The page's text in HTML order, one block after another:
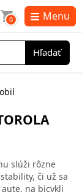
Hľadať
0 Menu
slúži rôzne
či už sa
na bicykli